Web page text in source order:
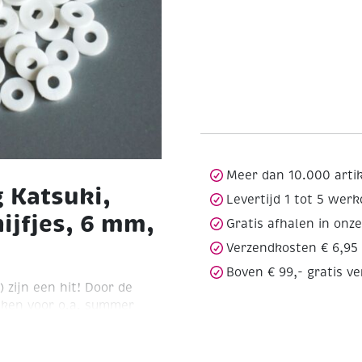
Katsuki,
6 mm,
zijn een hit! Door de
voor o.a. summer
of bijvoorbeeld
Meer dan 10.000
Levertijd 1 tot 5
Gratis afhalen in
Verzendkosten € 6,95
Boven € 99,- gratis